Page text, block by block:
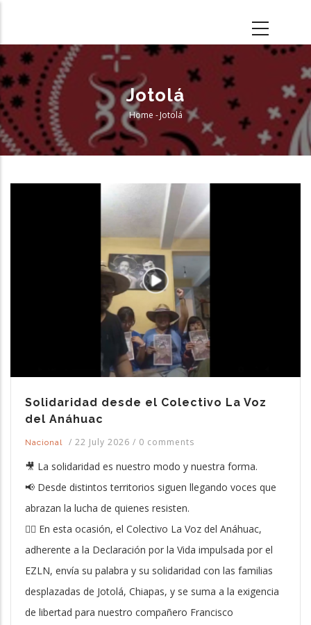
main
content
Jotolá
Breadcrumb
Home - Jotolá
Solidaridad desde el Colectivo La Voz
del Anáhuac
Nacional / 22 July 2026 / 0 comments
🎥 La solidaridad es nuestro modo y nuestra forma.
📢 Desde distintos territorios siguen llegando voces que
abrazan la lucha de quienes resisten.
❤️‍🔥 En esta ocasión, el Colectivo La Voz del Anáhuac,
adherente a la Declaración por la Vida impulsada por el
EZLN, envía su palabra y su solidaridad con las familias
desplazadas de Jotolá, Chiapas, y se suma a la exigencia
de libertad para nuestro compañero Francisco